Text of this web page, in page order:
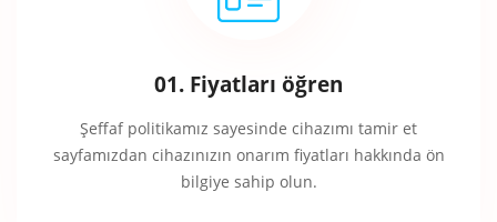
01. Fiyatları öğren
Şeffaf politikamız sayesinde cihazımı tamir et
sayfamızdan cihazınızın onarım fiyatları hakkında ön
bilgiye sahip olun.